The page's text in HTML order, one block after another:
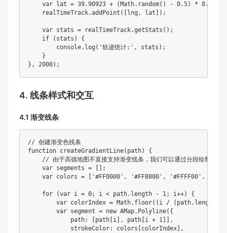
var lat = 39.90923 + ( Math. random( ) - 0.5) * 0.01
    realTimeTrack
.addPoint ( lng , lat ) ;
var stats = realTimeTrack.getStats ( ) ;
if
( stats )
{
        console
. log ( '轨迹统计:' , stats ) ;
}
} , 2000) ;
4. 线条样式和交互
4.1 渐变线条
// 创建渐变色线条
function createGradientLine( path)
{
// 由于高德地图不直接支持渐变线条，我们可以通过分段绘制实现
var segments =
;
var colors = '#FF0000' , '#FF8800' , '#FFFF00' ,
for (var i = 0; i < path. length - 1; i++)
{
var colorIndex = Math. floor( ( i / ( path. length
var segment = new AMap. Polyline( {
            path
: path i , path i + 1
,
            strokeColor
: colors colorIndex
,